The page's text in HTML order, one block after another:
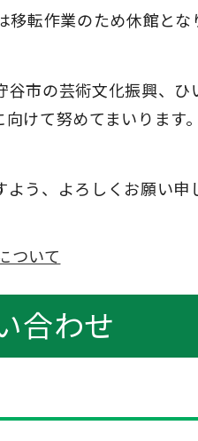
移転作業のため休館とな
谷市の芸術文化振興、ひ
けて努めてまいります
よう、よろしくお願い申
ついて
合わせ